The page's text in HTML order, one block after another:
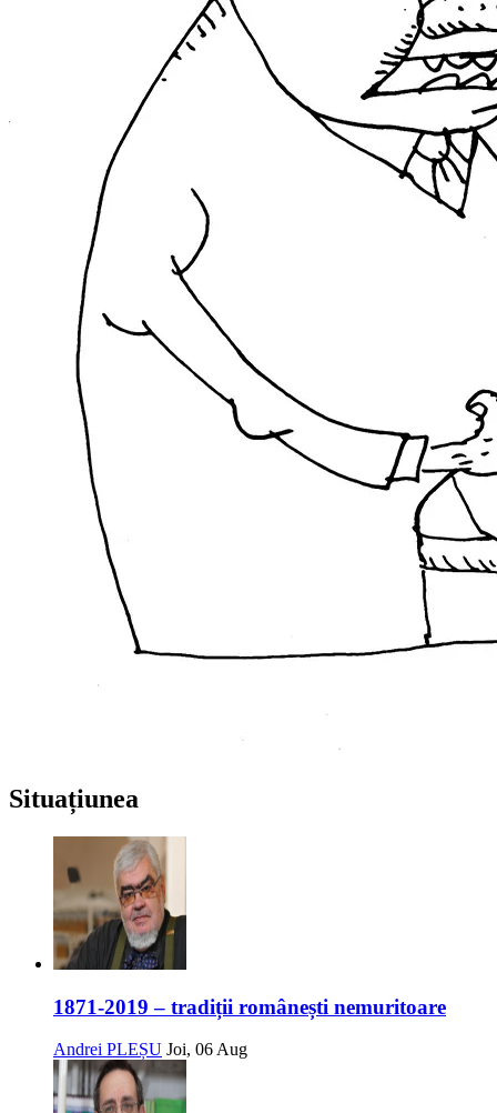
Situațiunea
1871-2019 – tradiții românești nemuritoare
Andrei PLEȘU Joi, 06 Aug